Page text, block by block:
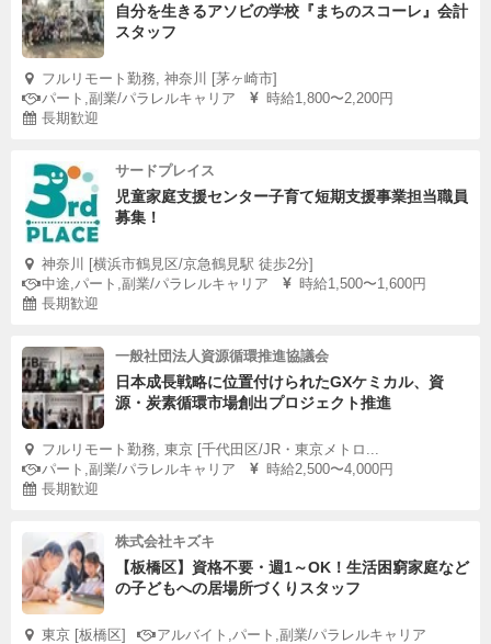
自分を生きるアソビの学校『まちのスコーレ』会計
スタッフ
フルリモート勤務, 神奈川 [茅ヶ崎市]
パート,副業/パラレルキャリア
時給1,800〜2,200円
長期歓迎
サードプレイス
児童家庭支援センター子育て短期支援事業担当職員
募集！
神奈川 [横浜市鶴見区/京急鶴見駅 徒歩2分]
中途,パート,副業/パラレルキャリア
時給1,500〜1,600円
長期歓迎
一般社団法人資源循環推進協議会
日本成長戦略に位置付けられたGXケミカル、資
源・炭素循環市場創出プロジェクト推進
フルリモート勤務, 東京 [千代田区/JR・東京メトロ...
パート,副業/パラレルキャリア
時給2,500〜4,000円
長期歓迎
株式会社キズキ
【板橋区】資格不要・週1～OK！生活困窮家庭など
の子どもへの居場所づくりスタッフ
東京 [板橋区]
アルバイト,パート,副業/パラレルキャリア